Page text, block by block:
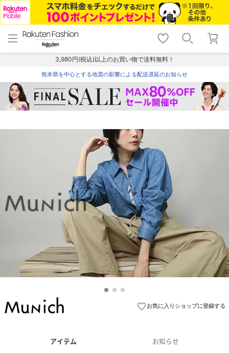
menu home
トップ
shopping_cart lock_outline
ログイン
3,980円(税込)以上のお買い物で送料無料！
熊本県を中心とする地震の影響による配送遅延のお知らせ
favorite_borderお気に入りショップに登録する
アイテム お知らせ